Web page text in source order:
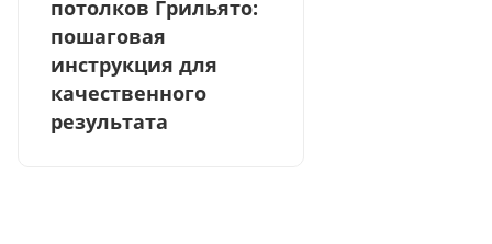
потолков Грильято:
пошаговая
инструкция для
качественного
результата